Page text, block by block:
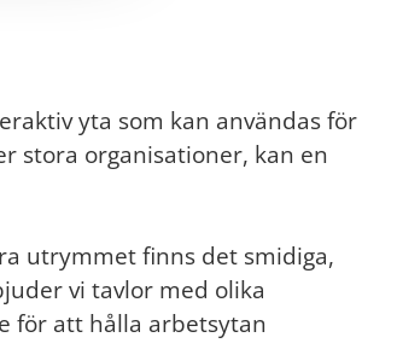
yta som kan användas för
stora organisationer, kan en
utrymmet finns det smidiga,
vi tavlor med olika
för att hålla arbetsytan